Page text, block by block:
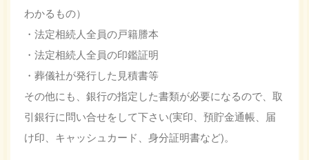
わかるもの）
・法定相続人全員の戸籍謄本
・法定相続人全員の印鑑証明
・葬儀社が発行した見積書等
その他にも、銀行の指定した書類が必要になるので、取
引銀行に問い合せをして下さい(実印、預貯金通帳、届
け印、キャッシュカード、身分証明書など)。